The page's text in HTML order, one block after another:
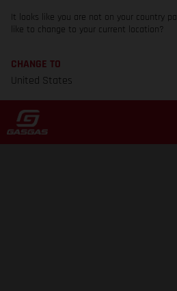
It looks like you are not on your country
like to change to your current location?
CHANGE TO
United States